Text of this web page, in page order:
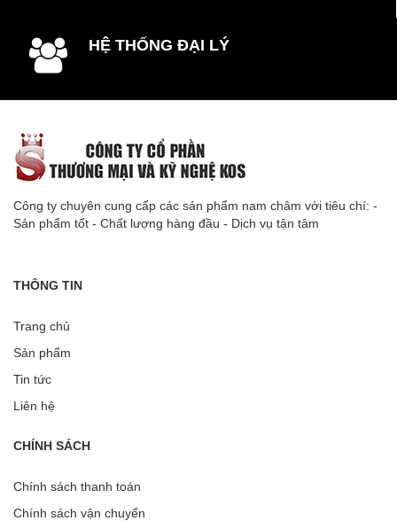
HỆ THỐNG ĐẠI LÝ
Công ty chuyên cung cấp các sản phẩm nam châm với tiêu chí: -
Sản phẩm tốt - Chất lượng hàng đầu - Dịch vụ tận tâm
THÔNG TIN
Trang chủ
Sản phẩm
Tin tức
Liên hệ
CHÍNH SÁCH
Chính sách thanh toán
Chính sách vận chuyển